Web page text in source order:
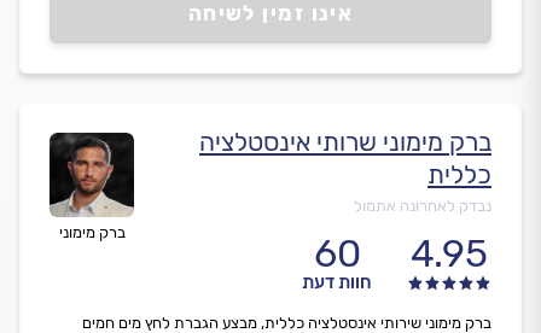
אינו זמין לשיחה
ברק מימוני
ברק מימוני שרותי אינסטלציה
כללית
נבדק לאחרונה אתמול
4.95
60
חוות דעת
ברק מימוני שירותי אינסטלציה כללית, מבצע הגברת לחץ מים חמים